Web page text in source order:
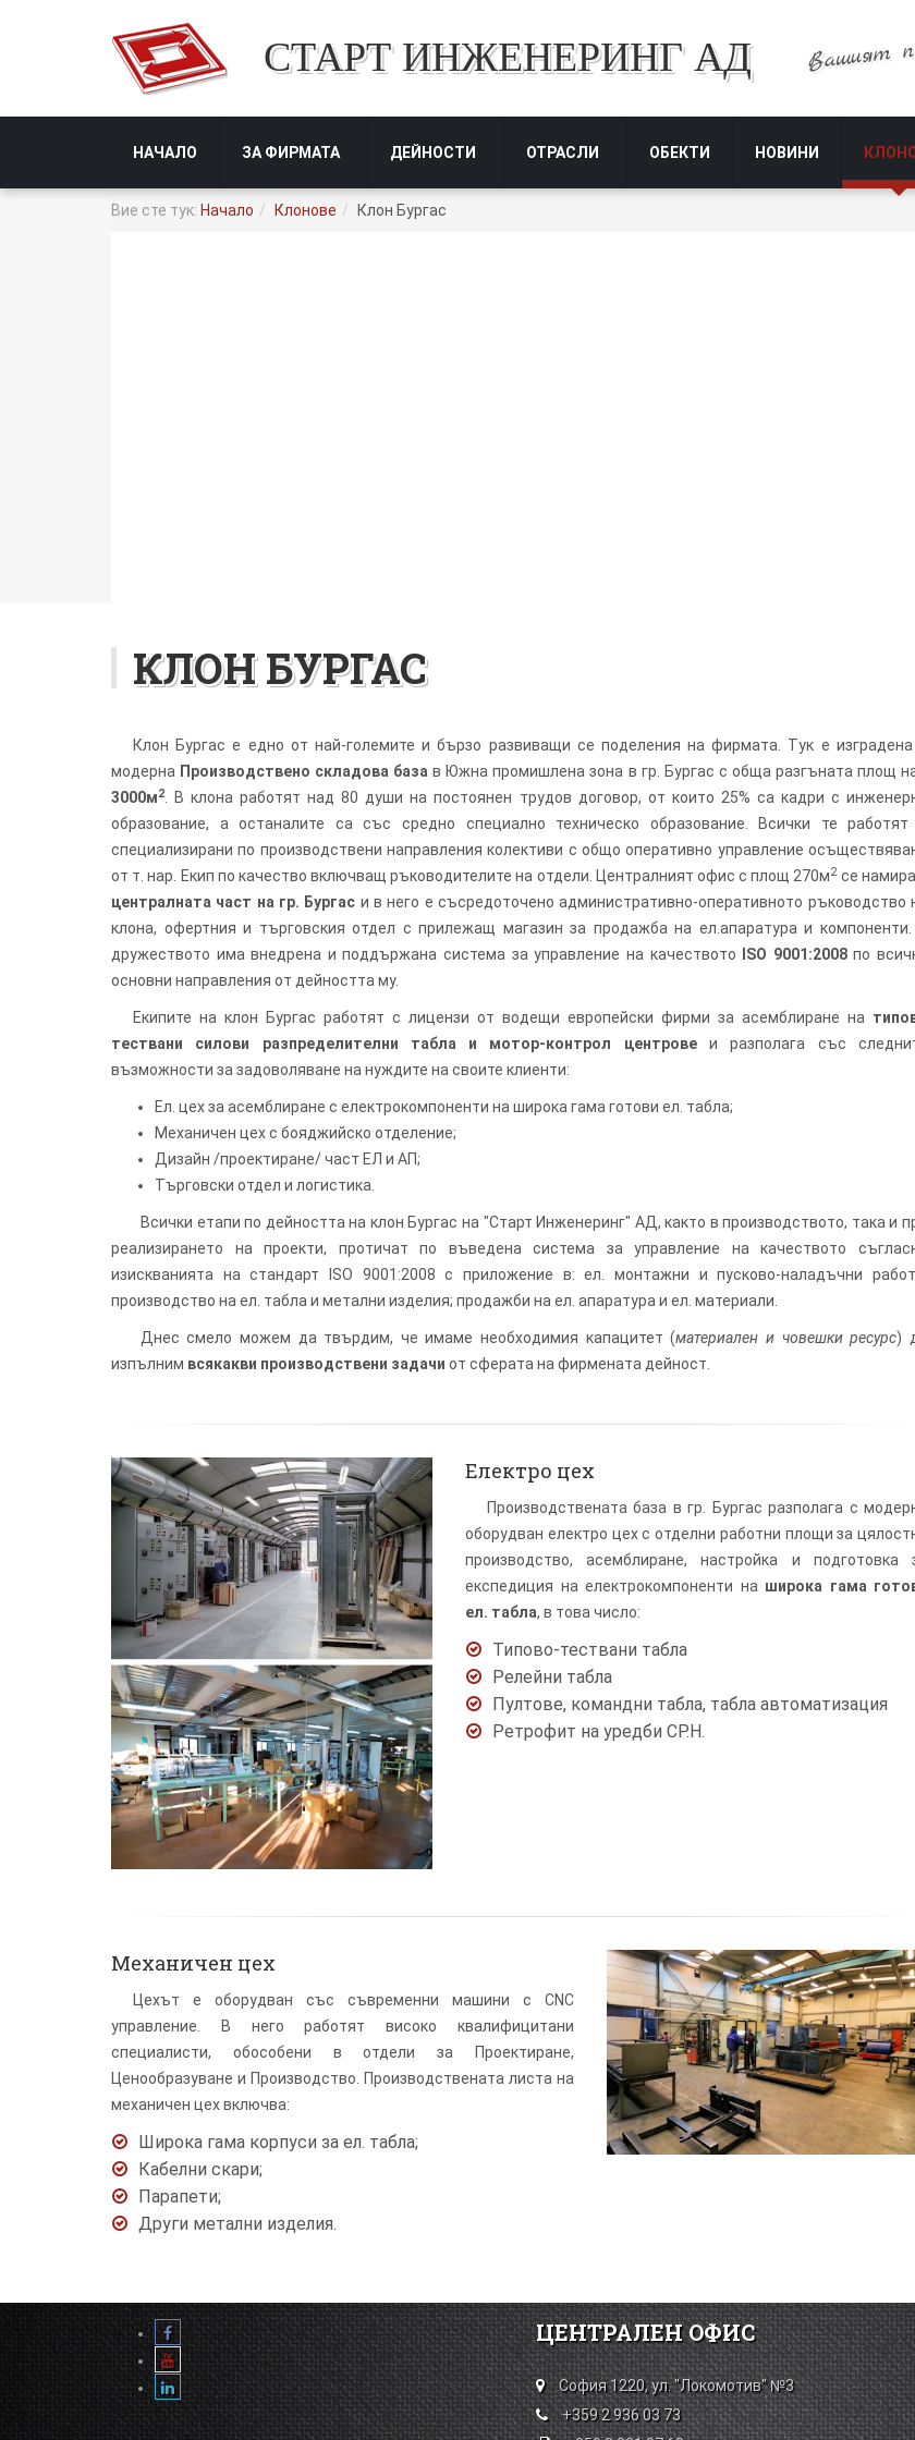
СТАРТ ИНЖЕНЕРИНГ АД Вашият
НАЧАЛО ЗА ФИРМАТА ДЕЙНОСТИ ОТРАСЛИ ОБЕКТИ НОВИНИ
Вие сте тук: Начало Клонове Клон Бургас
КЛОН БУРГАС
Клон Бургас е едно от най-големите и бързо развиващи се поделения на фирмата. Тук е
модерна Производствено складова база в Южна промишлена зона в гр. Бургас с обща разгъната площ
3000м2. В клона работят над 80 души на постоянен трудов договор, от които 25% са кадри с
образование, а останалите са със средно специално техническо образование. Всички те
специализирани по производствени направления колективи с общо оперативно управление
от т. нар. Екип по качество включващ ръководителите на отдели. Централният офис с площ 270м2се
централната част на гр. Бургас и в него е съсредоточено административно-оперативното ръководство
клона, офертния и търговския отдел с прилежащ магазин за продажба на ел.апаратура и компоненти.
дружеството има внедрена и поддържана система за управление на качеството
ISO 9001:2008по
основни направления от дейността му.
Екипите на клон Бургас работят с лицензи от водещи европейски фирми за асемблиране на
тествани силови разпределителни табла и мотор-контрол центровеи разполага със
възможности за задоволяване на нуждите на своите клиенти:
Ел. цех за асемблиране с електрокомпоненти на широка гама готови ел. табла;
Механичен цех с бояджийско отделение;
Дизайн /проектиране/ част ЕЛ и АП;
Търговски отдел и логистика.
Всички етапи по дейността на клон Бургас на "Старт Инженеринг" АД, както в производството, така и
реализирането на проекти, протичат по въведена система за управление на качеството
изискванията на стандарт ISO 9001:2008 с приложение в: ел. монтажни и пусково-наладъчни
производство на ел. табла и метални изделия; продажби на ел. апаратура и ел. материали.
Днес смело можем да твърдим, че имаме необходимия капацитет (материален и човешки ресурс)
изпълним всякакви производствени задачи от сферата на фирмената дейност.
Електро цех
Производствената база в гр. Бургас разполага с
оборудван електро цех с отделни работни площи за
производство, асемблиране, настройка и подготовка
експедиция на електрокомпоненти на широка гама
ел. табла, в това число:
Типово-тествани табла
Релейни табла
Пултове, командни табла, табла автоматизация
Ретрофит на уредби СР.Н.
Механичен цех
Цехът е оборудван със съвременни машини с CNC
управление. В него работят високо квалифицитани
специалисти, обособени в отдели за Проектиране,
Ценообразуване и Производство. Производствената листа на
механичен цех включва:
Широка гама корпуси за ел. табла;
Кабелни скари;
Парапети;
Други метални изделия.
ЦЕНТРАЛЕН ОФИС
София 1220, ул. "Локомотив" №3
+359 2 936 03 73